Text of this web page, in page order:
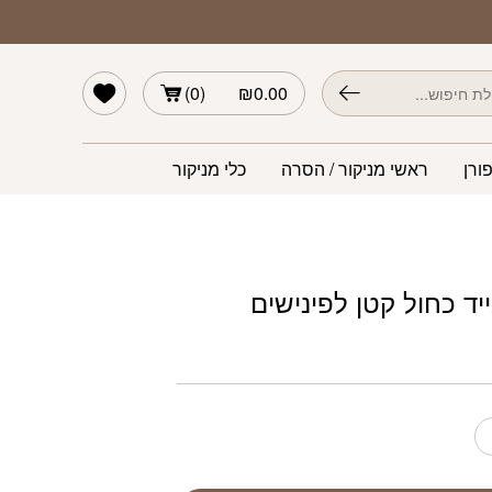
₪0.00
(
0
)
ראשי מניקור / הסרה כלי מניקור
כחול קטן לפינישים